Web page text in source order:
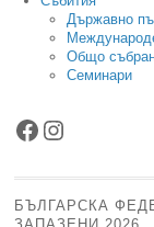
Държавно
Общо
Семинари
Facebook
Instagram
БЪЛГАРСКА